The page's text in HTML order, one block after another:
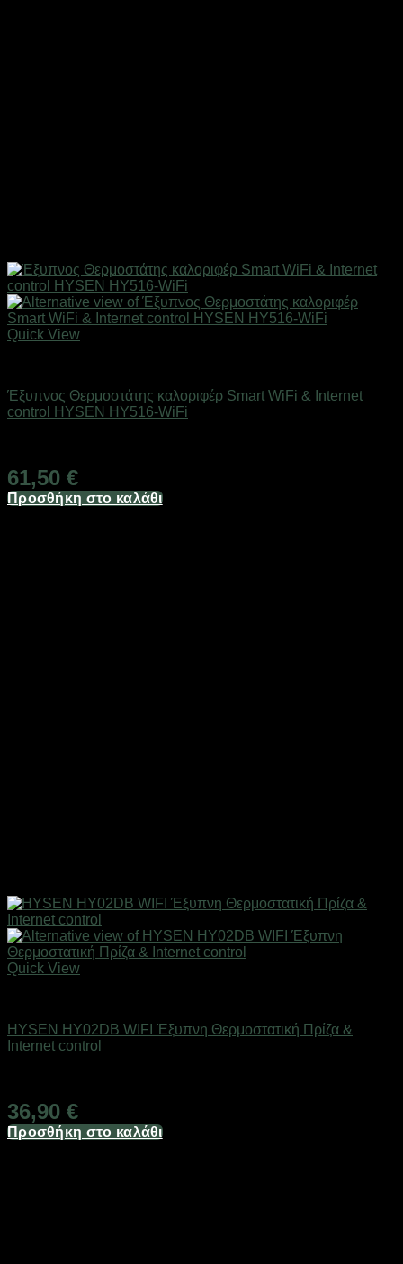
Quick View
Έξυπνος Θερμοστάτης καλοριφέρ Smart WiFi & Internet
control HYSEN HY516-WiFi
61,50 €
Προσθήκη στο καλάθι
Quick View
HYSEN HY02DB WIFI Έξυπνη Θερμοστατική Πρίζα &
Internet control
36,90 €
Προσθήκη στο καλάθι